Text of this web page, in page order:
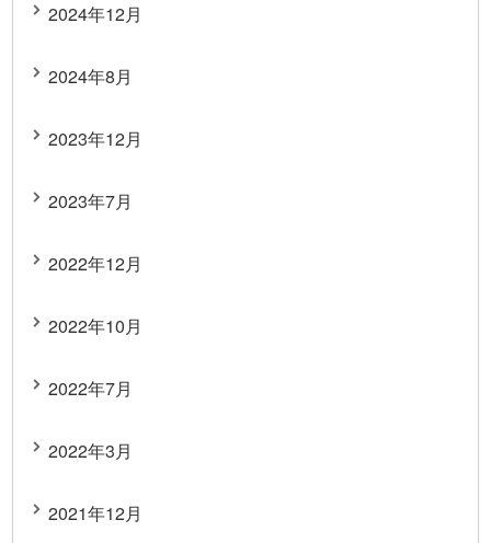
2024年12月
2024年8月
2023年12月
2023年7月
2022年12月
2022年10月
2022年7月
2022年3月
2021年12月